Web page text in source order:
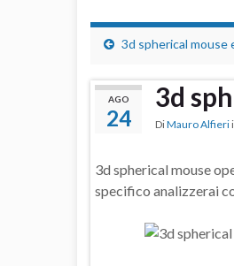
3d spherical mouse
AGO
24
3d
DiMauro Alfieri
3d spherical mouse
specifico analizzerai